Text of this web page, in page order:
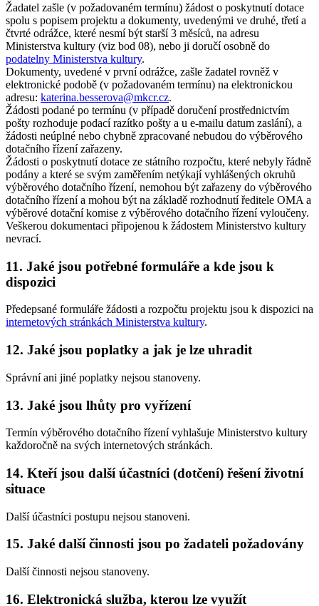
Žadatel zašle (v požadovaném termínu) žádost o poskytnutí dotace
spolu s popisem projektu a dokumenty, uvedenými ve druhé, třetí a
čtvrté odrážce, které nesmí být starší 3 měsíců, na adresu
Ministerstva kultury (viz bod 08), nebo ji doručí osobně do
podatelny Ministerstva kultury.
Dokumenty, uvedené v první odrážce, zašle žadatel rovněž v
elektronické podobě (v požadovaném termínu) na elektronickou
adresu: katerina.besserova@mkcr.cz.
Žádosti podané po termínu (v případě doručení prostřednictvím
pošty rozhoduje podací razítko pošty a u e-mailu datum zaslání), a
žádosti neúplné nebo chybně zpracované nebudou do výběrového
dotačního řízení zařazeny.
Žádosti o poskytnutí dotace ze státního rozpočtu, které nebyly řádně
podány a které se svým zaměřením netýkají vyhlášených okruhů
výběrového dotačního řízení, nemohou být zařazeny do výběrového
dotačního řízení a mohou být na základě rozhodnutí ředitele OMA a
výběrové dotační komise z výběrového dotačního řízení vyloučeny.
Veškerou dokumentaci připojenou k žádostem Ministerstvo kultury
nevrací.
11. Jaké jsou potřebné formuláře a kde jsou k
dispozici
Předepsané formuláře žádosti a rozpočtu projektu jsou k dispozici na
internetových stránkách Ministerstva kultury.
12. Jaké jsou poplatky a jak je lze uhradit
Správní ani jiné poplatky nejsou stanoveny.
13. Jaké jsou lhůty pro vyřízení
Termín výběrového dotačního řízení vyhlašuje Ministerstvo kultury
každoročně na svých internetových stránkách.
14. Kteří jsou další účastníci (dotčení) řešení životní
situace
Další účastníci postupu nejsou stanoveni.
15. Jaké další činnosti jsou po žadateli požadovány
Další činnosti nejsou stanoveny.
16. Elektronická služba, kterou lze využít